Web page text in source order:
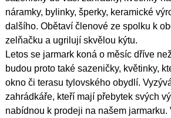
náramky, bylinky, šperky, keramické
dalšího. Obětaví členové ze spolku k
zelňačku a ugrilují skvělou kýtu.
Letos se jarmark koná o měsíc dříve
budou proto také sazeničky, květinky,
okno či terasu tylovského obydlí.
zahrádkáře, kteří mají přebytek svých
nabídnou k prodeji na našem jarmarku.